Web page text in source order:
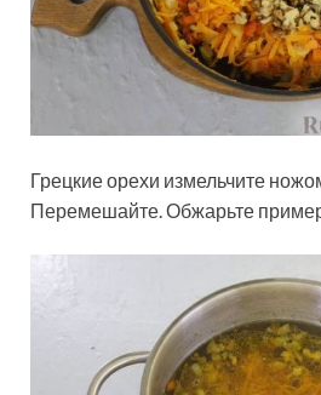
Грецкие орехи измельчите
Перемешайте. Обжарьте